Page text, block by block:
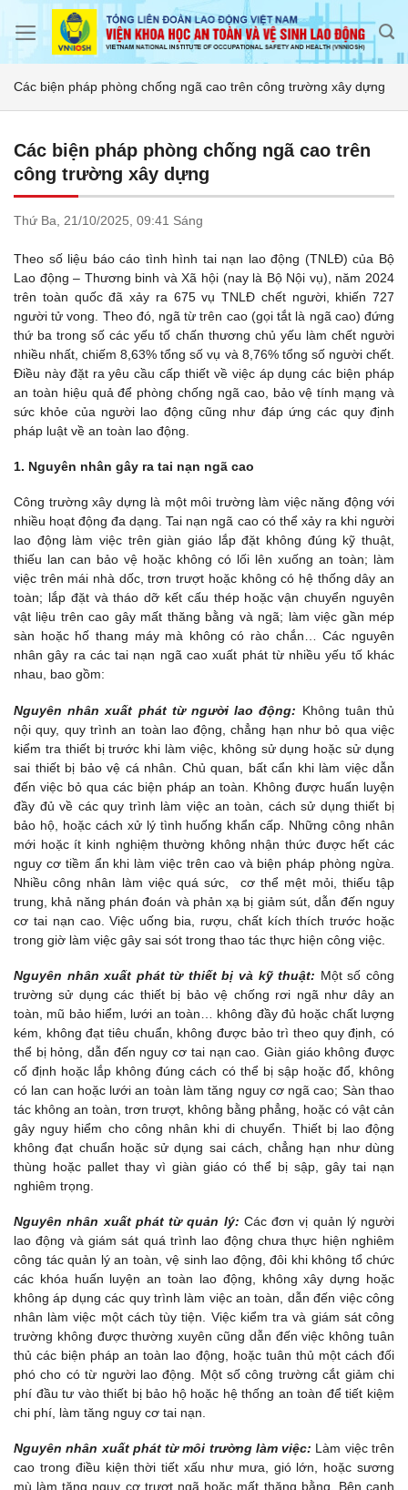
Các biện pháp phòng chống ngã cao trên công trường xây dựng
Các biện pháp phòng chống ngã cao trên
công trường xây dựng
Thứ Ba, 21/10/2025, 09:41 Sáng
Theo số liệu báo cáo tình hình tai nạn lao động (TNLĐ) của Bộ
Lao động – Thương binh và Xã hội (nay là Bộ Nội vụ), năm 2024
trên toàn quốc đã xảy ra 675 vụ TNLĐ chết người, khiến 727
người tử vong. Theo đó, ngã từ trên cao (gọi tắt là ngã cao) đứng
thứ ba trong số các yếu tố chấn thương chủ yếu làm chết người
nhiều nhất, chiếm 8,63% tổng số vụ và 8,76% tổng số người chết.
Điều này đặt ra yêu cầu cấp thiết về việc áp dụng các biện pháp
an toàn hiệu quả để phòng chống ngã cao, bảo vệ tính mạng và
sức khỏe của người lao động cũng như đáp ứng các quy định
pháp luật về an toàn lao động.
1. Nguyên nhân gây ra tai nạn ngã cao
Công trường xây dựng là một môi trường làm việc năng động với
nhiều hoạt động đa dạng. Tai nạn ngã cao có thể xảy ra khi người
lao động làm việc trên giàn giáo lắp đặt không đúng kỹ thuật,
thiếu lan can bảo vệ hoặc không có lối lên xuống an toàn; làm
việc trên mái nhà dốc, trơn trượt hoặc không có hệ thống dây an
toàn; lắp đặt và tháo dỡ kết cấu thép hoặc vận chuyển nguyên
vật liệu trên cao gây mất thăng bằng và ngã; làm việc gần mép
sàn hoặc hố thang máy mà không có rào chắn… Các nguyên
nhân gây ra các tai nạn ngã cao xuất phát từ nhiều yếu tố khác
nhau, bao gồm:
Nguyên nhân xuất phát từ người lao động: Không tuân thủ
nội quy, quy trình an toàn lao động, chẳng hạn như bỏ qua việc
kiểm tra thiết bị trước khi làm việc, không sử dụng hoặc sử dụng
sai thiết bị bảo vệ cá nhân. Chủ quan, bất cẩn khi làm việc dẫn
đến việc bỏ qua các biện pháp an toàn. Không được huấn luyện
đầy đủ về các quy trình làm việc an toàn, cách sử dụng thiết bị
bảo hộ, hoặc cách xử lý tình huống khẩn cấp. Những công nhân
mới hoặc ít kinh nghiệm thường không nhận thức được hết các
nguy cơ tiềm ẩn khi làm việc trên cao và biện pháp phòng ngừa.
Nhiều công nhân làm việc quá sức, cơ thể mệt mỏi, thiếu tập
trung, khả năng phán đoán và phản xạ bị giảm sút, dẫn đến nguy
cơ tai nạn cao. Việc uống bia, rượu, chất kích thích trước hoặc
trong giờ làm việc gây sai sót trong thao tác thực hiện công việc.
Nguyên nhân xuất phát từ thiết bị và kỹ thuật: Một số công
trường sử dụng các thiết bị bảo vệ chống rơi ngã như dây an
toàn, mũ bảo hiểm, lưới an toàn… không đầy đủ hoặc chất lượng
kém, không đạt tiêu chuẩn, không được bảo trì theo quy định, có
thể bị hỏng, dẫn đến nguy cơ tai nạn cao. Giàn giáo không được
cố định hoặc lắp không đúng cách có thể bị sập hoặc đổ, không
có lan can hoặc lưới an toàn làm tăng nguy cơ ngã cao; Sàn thao
tác không an toàn, trơn trượt, không bằng phẳng, hoặc có vật cản
gây nguy hiểm cho công nhân khi di chuyển. Thiết bị lao động
không đạt chuẩn hoặc sử dụng sai cách, chẳng hạn như dùng
thùng hoặc pallet thay vì giàn giáo có thể bị sập, gây tai nạn
nghiêm trọng.
Nguyên nhân xuất phát từ quản lý: Các đơn vị quản lý người
lao động và giám sát quá trình lao động chưa thực hiện nghiêm
công tác quản lý an toàn, vệ sinh lao động, đôi khi không tổ chức
các khóa huấn luyện an toàn lao động, không xây dựng hoặc
không áp dụng các quy trình làm việc an toàn, dẫn đến việc công
nhân làm việc một cách tùy tiện. Việc kiểm tra và giám sát công
trường không được thường xuyên cũng dẫn đến việc không tuân
thủ các biện pháp an toàn lao động, hoặc tuân thủ một cách đối
phó cho có từ người lao động. Một số công trường cắt giảm chi
phí đầu tư vào thiết bị bảo hộ hoặc hệ thống an toàn để tiết kiệm
chi phí, làm tăng nguy cơ tai nạn.
Nguyên nhân xuất phát từ môi trường làm việc: Làm việc trên
cao trong điều kiện thời tiết xấu như mưa, gió lớn, hoặc sương
mù làm tăng nguy cơ trượt ngã hoặc mất thăng bằng. Bên cạnh